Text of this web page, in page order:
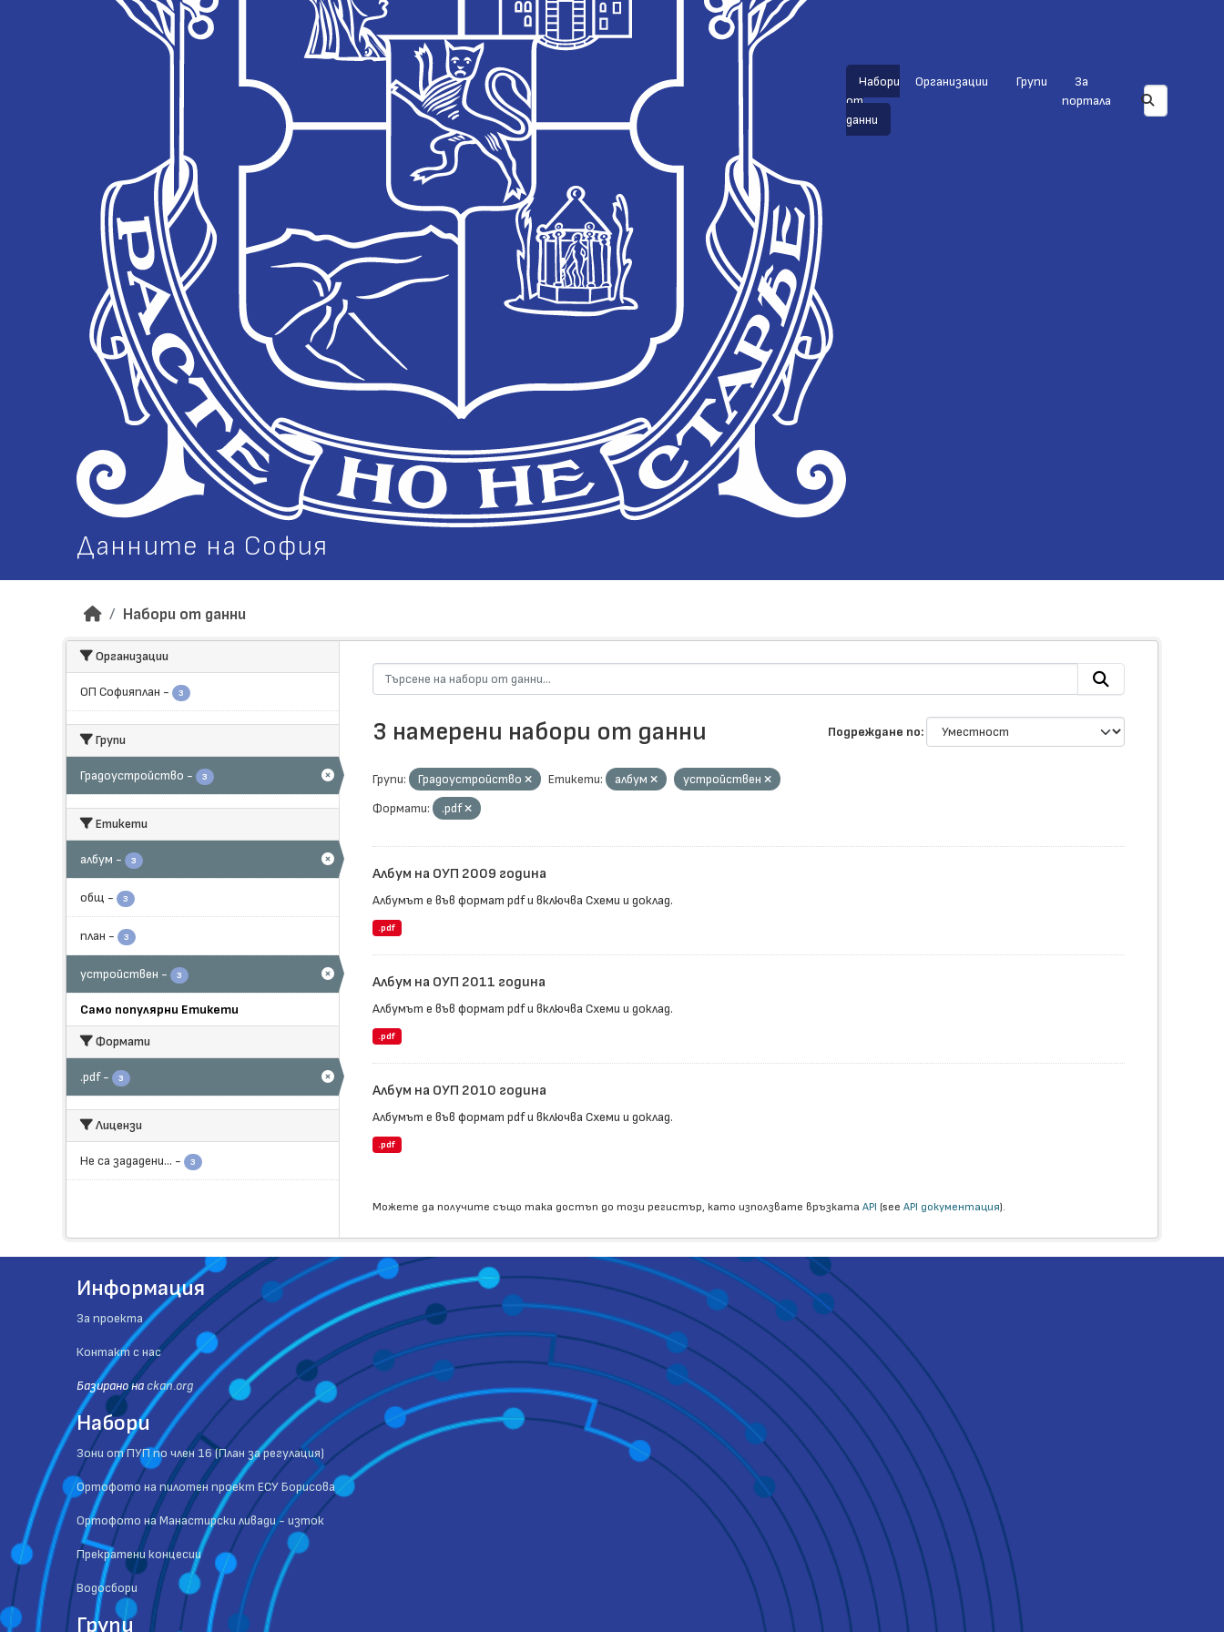
Данните на София
Набори
от
данни
Организации Групи
За
портала
Набори от данни
Организации
ОП Софияплан - 3
Групи
Градоустройство - 3
Етикети
албум - 3
общ - 3
план - 3
устройствен - 3
Само популярни Етикети
Формати
.pdf - 3
Лицензи
Не са зададени... - 3
Подреждане по
3 намерени набори от данни
Групи: Градоустройство Етикети: албум
устройствен
Формати:
.pdf
Албум на ОУП 2009 година
Албумът е във формат pdf и включва Схеми и доклад.
.pdf
Албум на ОУП 2011 година
Албумът е във формат pdf и включва Схеми и доклад.
.pdf
Албум на ОУП 2010 година
Албумът е във формат pdf и включва Схеми и доклад.
.pdf
Можете да получите също така достъп до този регистър, като използвате връзката API (see API документация).
Информация
За проекта
Контакт с нас
Базиранo на ckan.org
Набори
Зони от ПУП по член 16 (План за регулация)
Ортофото на пилотен проект ЕСУ Борисова
Ортофото на Манастирски ливади - изток
Прекратени концесии
Водосбори
Групи